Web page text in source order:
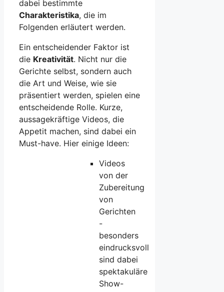
dabei bestimmte
Charakteristika, die im
Folgenden erläutert werden.
Ein entscheidender Faktor ist
die Kreativität. Nicht nur die
Gerichte selbst, sondern auch
die Art und Weise, wie sie
präsentiert werden, spielen eine
entscheidende Rolle. Kurze,
aussagekräftige Videos, die
Appetit machen, sind dabei ein
Must-have. Hier einige Ideen:
Videos
von der
Zubereitung
von
Gerichten
-
besonders
eindrucksvoll
sind dabei
spektakuläre
Show-